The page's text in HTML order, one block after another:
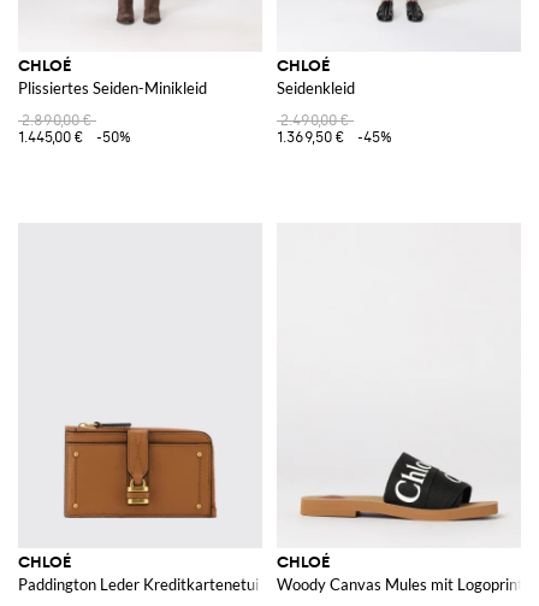
CHLOÉ
Plissiertes Seiden-Minikleid
2.890,00 €
1.445,00 €
-50%
CHLOÉ
Seidenkleid
2.490,00 €
1.369,50 €
-45%
CHLOÉ
Paddington Leder Kreditkartenetui
CHLOÉ
Woody Canvas Mules mit Logoprint